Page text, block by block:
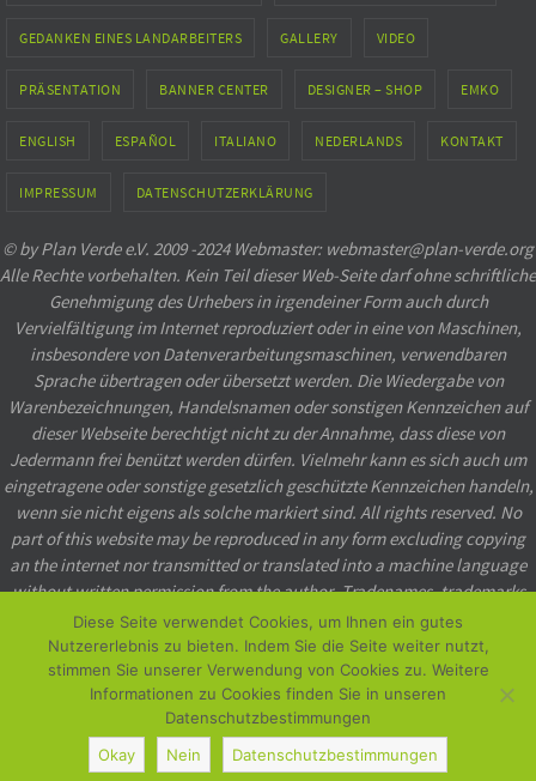
GEDANKEN EINES LANDARBEITERS GALLERY VIDEO
PRÄSENTATION BANNER CENTER DESIGNER – SHOP EMKO
ENGLISH ESPAÑOL ITALIANO NEDERLANDS KONTAKT
IMPRESSUM DATENSCHUTZERKLÄRUNG
© by Plan Verde e.V. 2009 -2024 Webmaster: webmaster@plan-verde.org
Alle Rechte vorbehalten. Kein Teil dieser Web-Seite darf ohne schriftliche
Genehmigung des Urhebers in irgendeiner Form auch durch
Vervielfältigung im Internet reproduziert oder in eine von Maschinen,
insbesondere von Datenverarbeitungsmaschinen, verwendbaren
Sprache übertragen oder übersetzt werden. Die Wiedergabe von
Warenbezeichnungen, Handelsnamen oder sonstigen Kennzeichen auf
dieser Webseite berechtigt nicht zu der Annahme, dass diese von
Jedermann frei benützt werden dürfen. Vielmehr kann es sich auch um
eingetragene oder sonstige gesetzlich geschützte Kennzeichen handeln,
wenn sie nicht eigens als solche markiert sind. All rights reserved. No
part of this website may be reproduced in any form excluding copying
an the internet nor transmitted or translated into a machine language
without written permission from the author. Tradenames, trademarks
etc. used in this website even when not specially marked as such, may
not be considered unprotected by law.
Powered byNirvana&WordPress.
Diese Seite verwendet Cookies, um Ihnen ein gutes
Nutzererlebnis zu bieten. Indem Sie die Seite weiter nutzt,
stimmen Sie unserer Verwendung von Cookies zu. Weitere
Informationen zu Cookies finden Sie in unseren
Datenschutzbestimmungen
Okay
Nein Datenschutzbestimmungen